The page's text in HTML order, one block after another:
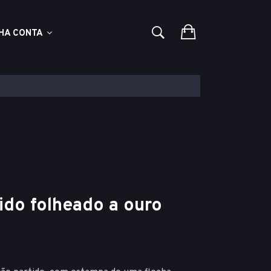
CONTA
folheado a ouro